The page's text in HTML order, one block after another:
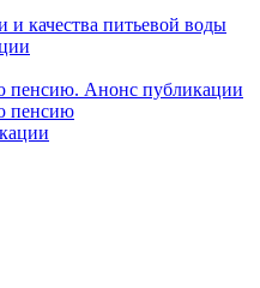
и качества питьевой воды
пенсию. Анонс публикации
пенсию